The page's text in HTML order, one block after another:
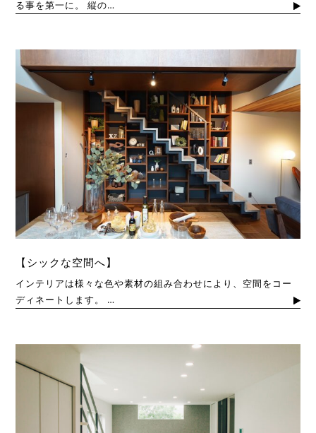
る事を第一に。 縦の…
【シックな空間へ】
インテリアは様々な色や素材の組み合わせにより、空間をコー
ディネートします。 …